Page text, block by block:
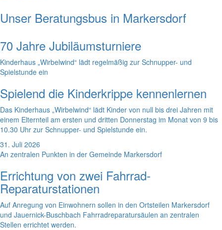
Unser Beratungsbus in Markersdorf
70 Jahre Jubiläumsturniere
Kinderhaus „Wirbelwind“ lädt regelmäßig zur Schnupper- und
Spielstunde ein
Spielend die Kinderkrippe kennenlernen
Das Kinderhaus „Wirbelwind“ lädt Kinder von null bis drei Jahren mit
einem Elternteil am ersten und dritten Donnerstag im Monat von 9 bis
10.30 Uhr zur Schnupper- und Spielstunde ein.
31. Juli 2026
An zentralen Punkten in der Gemeinde Markersdorf
Errichtung von zwei Fahrrad-
Reparaturstationen
Auf Anregung von Einwohnern sollen in den Ortsteilen Markersdorf
und Jauernick-Buschbach Fahrradreparatursäulen an zentralen
Stellen errichtet werden.